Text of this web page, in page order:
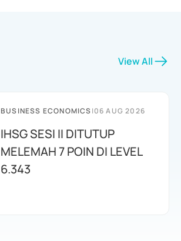
View All
BUSINESS ECONOMICS|06 AUG 2026
IHSG SESI II DITUTUP
MELEMAH 7 POIN DI LEVEL
6.343